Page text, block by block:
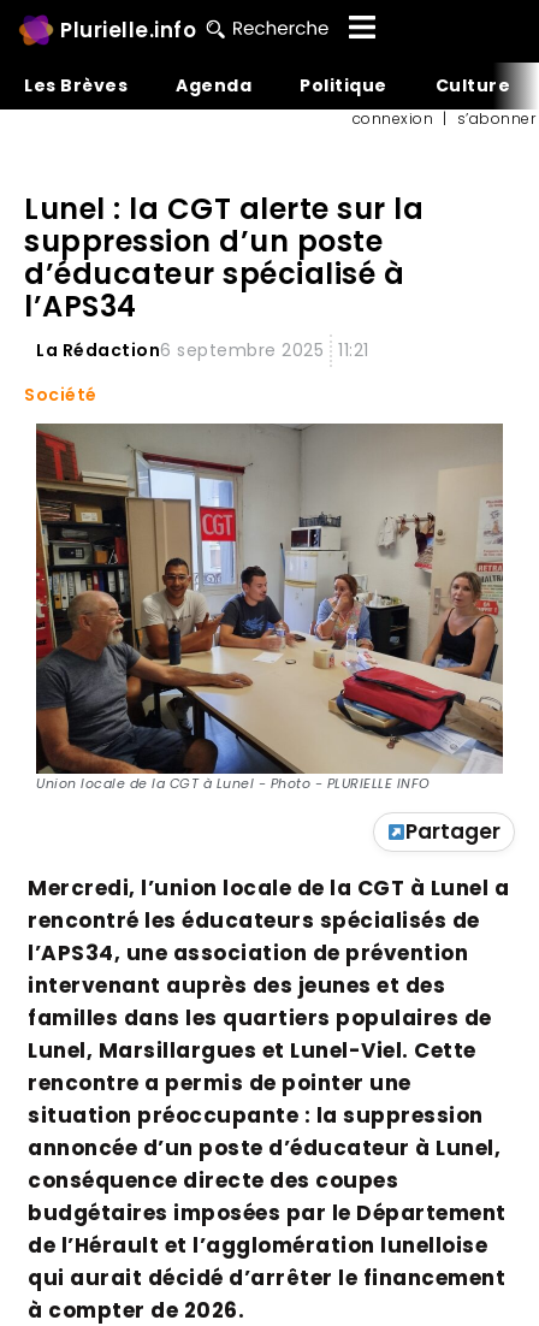
Plurielle.info
Les Brèves Agenda Politique Culture
connexion | s’abonner
Lunel : la CGT alerte sur la
suppression d’un poste
d’éducateur spécialisé à
l’APS34
La Rédaction6 septembre 2025
11:21
Société
Union locale de la CGT à Lunel - Photo - PLURIELLE INFO
Partager
Mercredi, l’union locale de la CGT à Lunel a
rencontré les éducateurs spécialisés de
l’APS34, une association de prévention
intervenant auprès des jeunes et des
familles dans les quartiers populaires de
Lunel, Marsillargues et Lunel-Viel. Cette
rencontre a permis de pointer une
situation préoccupante : la suppression
annoncée d’un poste d’éducateur à Lunel,
conséquence directe des coupes
budgétaires imposées par le Département
de l’Hérault et l’agglomération lunelloise
qui aurait décidé d’arrêter le financement
à compter de 2026.